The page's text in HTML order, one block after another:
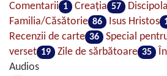
Comentarii 1 Creaţia 57
Familia/Căsătorie 86 Isus Hristos
Recenzii de carte 36 Special
verset 19 Zile de sărbătoare 35
Audios